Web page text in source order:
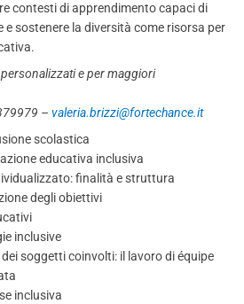
contesti di apprendimento capaci di
e sostenere la diversità come risorsa per
e per maggiori
– valeria.brizzi@fortechance.it
scolastica
educativa inclusiva
finalità e struttura
degli obiettivi
inclusive
soggetti coinvolti: il lavoro di équipe
inclusiva